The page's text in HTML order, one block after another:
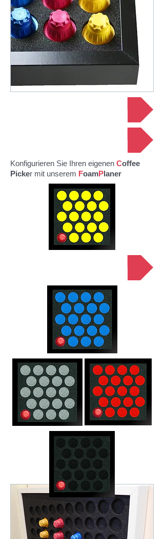
Konfigurieren Sie Ihren eigenen Coffee
Picker mit unserem FoamPlaner